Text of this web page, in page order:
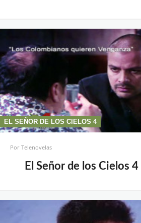
EL SEÑOR DE LOS CIELOS 4
PorTelenovelas
El Señor de los Cielos